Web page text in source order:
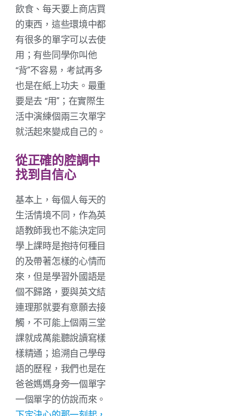
飲食、每天要上商店買
的東西，這些環境中都
有很多的單字可以去使
用；有些同學你叫他
“背”不容易，考試再多
也是在紙上功夫。最重
要是去 “用”；在實際生
活中演練個兩三次單字
就活起來變成自己的。
從正確的腔調中
找到自信心
基本上，每個人每天的
生活情境不同，作為英
語教師我也不能決定同
學上課時是抱持何種目
的及帶著怎樣的心情而
來，但是學習外國語是
個不歸路，要與英文結
連理那就要有意願去接
觸，不可能上個兩三堂
課就成萬能聽說讀寫樣
樣精通；追溯自己學母
語的歷程，我們也是在
爸爸媽媽身旁一個單字
一個單字的仿說而來。